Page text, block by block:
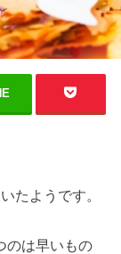
たようです。
のは早いもの